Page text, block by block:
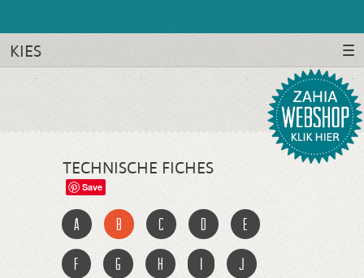
KIES
TECHNISCHE FICHES
Save
a b c d e
f g h i j